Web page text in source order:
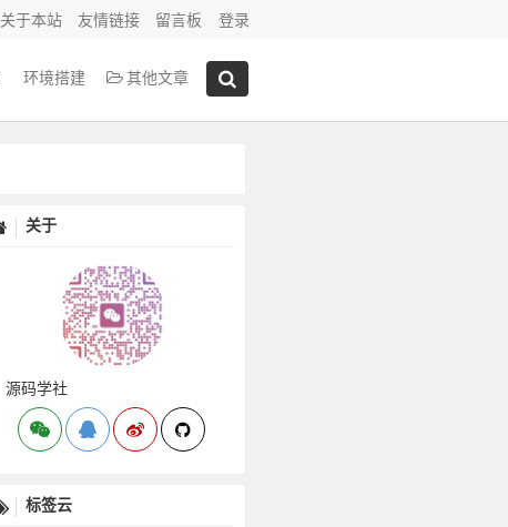
关于本站 友情链接 留言板 登录
环境搭建 其他文章
关于
源码学社
标签云